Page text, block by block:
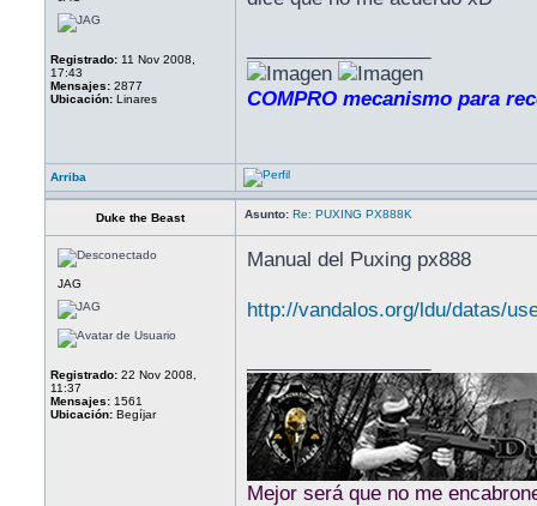
Registrado: 11 Nov 2008,
17:43
Mensajes: 2877
Ubicación: Linares COMPRO mecanismo para
Arriba
Duke the Beast Asunto: Re: PUXING PX888K
JAG
Registrado: 22 Nov 2008,
11:37
Mensajes: 1561
Ubicación: Begíjar
Manual del Puxing px888
http://vandalos.org/ldu/datas/
Mejor será que no me